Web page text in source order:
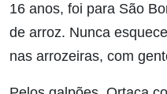
16 anos, foi para São
de arroz. Nunca
nas arrozeiras, com